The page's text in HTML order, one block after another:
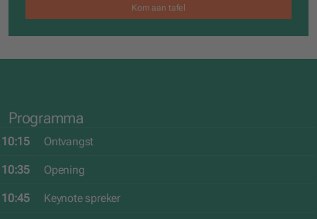
Kom aan tafel
Programma
10:15 Ontvangst
10:35 Opening
10:45 Keynote spreker